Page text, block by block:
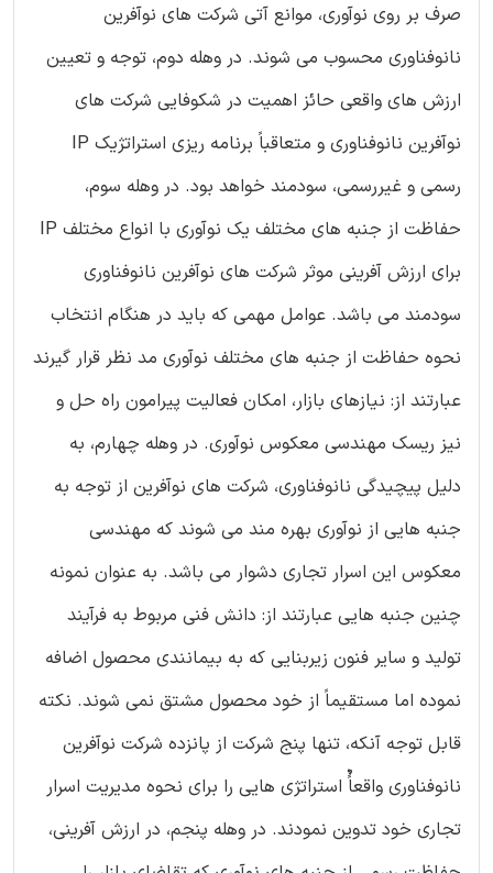
صرف بر روی نوآوری، موانع آتی شرکت های نوآفرین
نانوفناوری محسوب می شوند. در وهله دوم، توجه و تعیین
ارزش های واقعی حائز اهمیت در شکوفایی شرکت های
نوآفرین نانوفناوری و متعاقباً برنامه ریزی استراتژیک IP
رسمی و غیررسمی، سودمند خواهد بود. در وهله سوم،
حفاظت از جنبه های مختلف یک نوآوری با انواع مختلف IP
برای ارزش آفرینی موثر شرکت های نوآفرین نانوفناوری
سودمند می باشد. عوامل مهمی که باید در هنگام انتخاب
نحوه حفاظت از جنبه های مختلف نوآوری مد نظر قرار گیرند
عبارتند از: نیازهای بازار، امکان فعالیت پیرامون راه حل و
نیز ریسک مهندسی معکوس نوآوری. در وهله چهارم، به
دلیل پیچیدگی نانوفناوری، شرکت های نوآفرین از توجه به
جنبه هایی از نوآوری بهره مند می شوند که مهندسی
معکوس این اسرار تجاری دشوار می باشد. به عنوان نمونه
چنین جنبه هایی عبارتند از: دانش فنی مربوط به فرآیند
تولید و سایر فنون زیربنایی که به بیمانندی محصول اضافه
نموده اما مستقیماً از خود محصول مشتق نمی شوند. نکته
قابل توجه آنکه،‌ تنها پنج شرکت از پانزده شرکت نوآفرین
نانوفناوری واقعاًٌ استراتژی هایی را برای نحوه مدیریت اسرار
تجاری خود تدوین نمودند. در وهله پنجم، در ارزش آفرینی،